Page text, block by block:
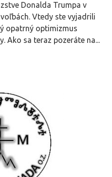
Donalda Trumpa v
Vtedy ste vyjadrili
opatrný optimizmus
Ako sa teraz pozeráte na...